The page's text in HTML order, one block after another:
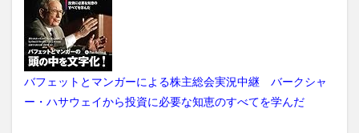
バフェットとマンガーによる株主総会実況中継 バークシャ
ー・ハサウェイから投資に必要な知恵のすべてを学んだ